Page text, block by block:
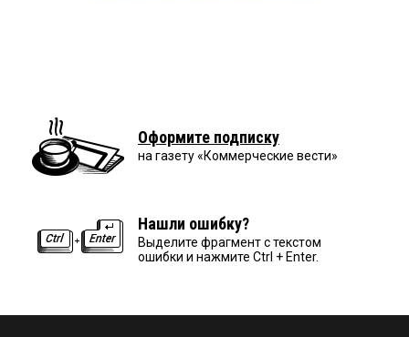
Оформите подписку
на газету «Коммерческие вести»
Нашли ошибку?
Выделите фрагмент с текстом
ошибки и нажмите Ctrl + Enter.